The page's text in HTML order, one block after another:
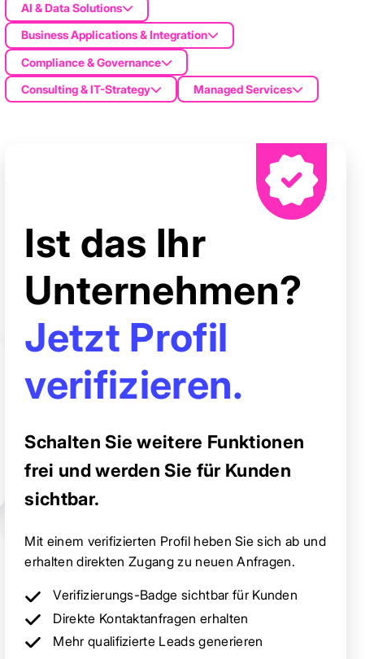
AI & Data Solutions
Business Applications & Integration
Compliance & Governance
Consulting & IT-Strategy
Managed Services
Ist das Ihr
Unternehmen?
Jetzt Profil
verifizieren.
Schalten Sie weitere Funktionen
frei und werden Sie für Kunden
sichtbar.
Mit einem verifizierten Profil heben Sie sich ab und
erhalten direkten Zugang zu neuen Anfragen.
Verifizierungs-Badge sichtbar für Kunden
Direkte Kontaktanfragen erhalten
Mehr qualifizierte Leads generieren